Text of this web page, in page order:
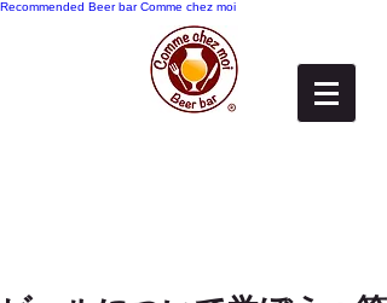
Recommended Beer bar Comme chez moi